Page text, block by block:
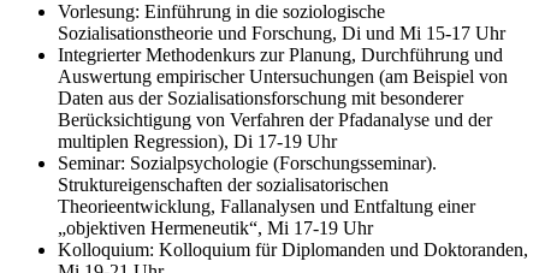
Vorlesung: Einführung in die soziologische
Sozialisationstheorie und Forschung, Di und Mi 15-17 Uhr
Integrierter Methodenkurs zur Planung, Durchführung und
Auswertung empirischer Untersuchungen (am Beispiel von
Daten aus der Sozialisationsforschung mit besonderer
Berücksichtigung von Verfahren der Pfadanalyse und der
multiplen Regression), Di 17-19 Uhr
Seminar: Sozialpsychologie (Forschungsseminar).
Struktureigenschaften der sozialisatorischen
Theorieentwicklung, Fallanalysen und Entfaltung einer
„objektiven Hermeneutik“, Mi 17-19 Uhr
Kolloquium: Kolloquium für Diplomanden und Doktoranden,